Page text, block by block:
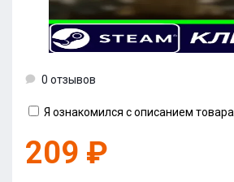
0 отзывов
Я ознакомился с описанием товара
209 ₽